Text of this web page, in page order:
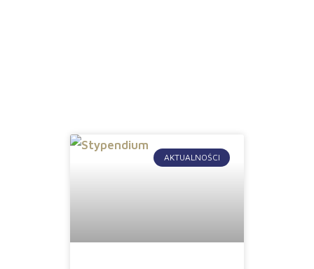
AKTUALNOŚCI